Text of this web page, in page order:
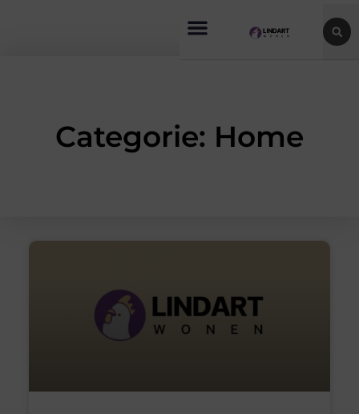
Categorie: Home